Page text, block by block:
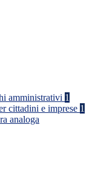
amministrativi 1
cittadini e imprese 1
analoga